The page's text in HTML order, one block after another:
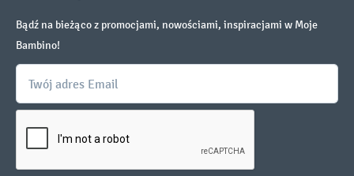
Bądź na bieżąco z promocjami, nowościami, inspiracjami w Moje
Bambino!